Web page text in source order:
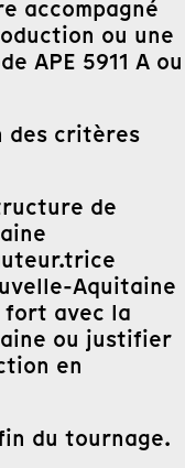
accompagné
ou une
APE 5911 A ou
des critères
de
Aquitaine
avec la
ou justifier
en
du tournage.